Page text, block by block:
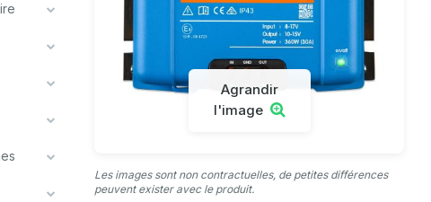
Agrandir
l'image
Les images sont non contractuelles, de petites différences
peuvent exister avec le produit.